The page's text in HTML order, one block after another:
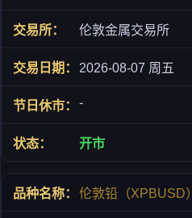
伦敦金属交易所
2026-08-07 周五
-
开市
伦敦铅（XPBUSD）